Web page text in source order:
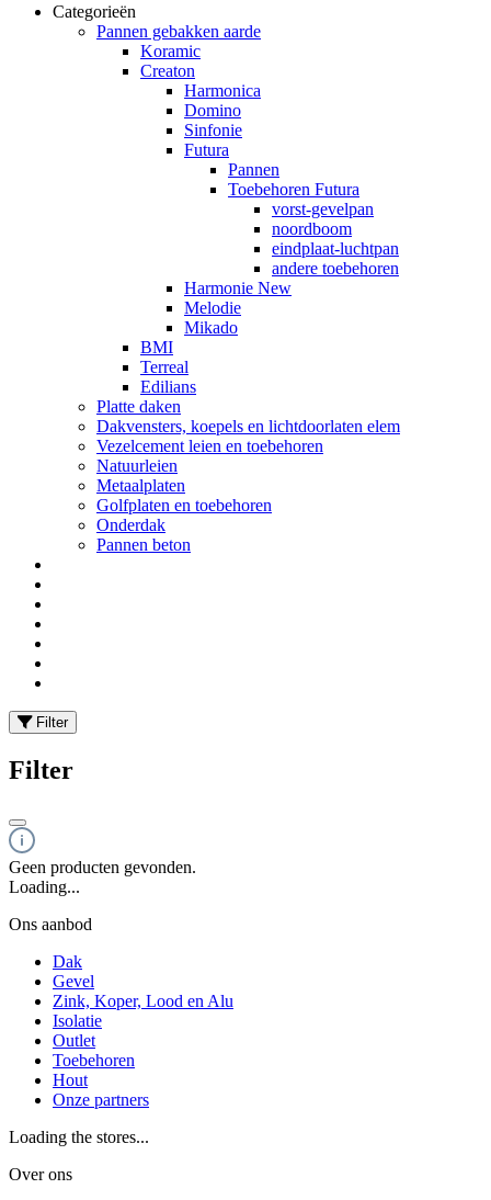
Categorieën
Pannen gebakken aarde
Koramic
Creaton
Harmonica
Domino
Sinfonie
Futura
Pannen
Toebehoren Futura
vorst-gevelpan
noordboom
eindplaat-luchtpan
andere toebehoren
Harmonie New
Melodie
Mikado
BMI
Terreal
Edilians
Platte daken
Dakvensters, koepels en lichtdoorlaten elem
Vezelcement leien en toebehoren
Natuurleien
Metaalplaten
Golfplaten en toebehoren
Onderdak
Pannen beton
Filter
Filter
Geen producten gevonden.
Loading...
Ons aanbod
Dak
Gevel
Zink, Koper, Lood en Alu
Isolatie
Outlet
Toebehoren
Hout
Onze partners
Loading the stores...
Over ons